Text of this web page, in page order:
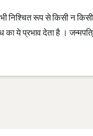
निश्चित रूप से किसी न
ये प्रभाव देता है ।